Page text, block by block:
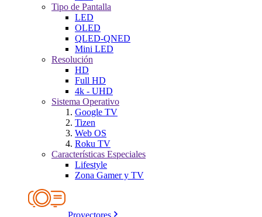
Tipo de Pantalla
LED
OLED
QLED-QNED
Mini LED
Resolución
HD
Full HD
4k - UHD
Sistema Operativo
Google TV
Tizen
Web OS
Roku TV
Características Especiales
Lifestyle
Zona Gamer y TV
Proyectores